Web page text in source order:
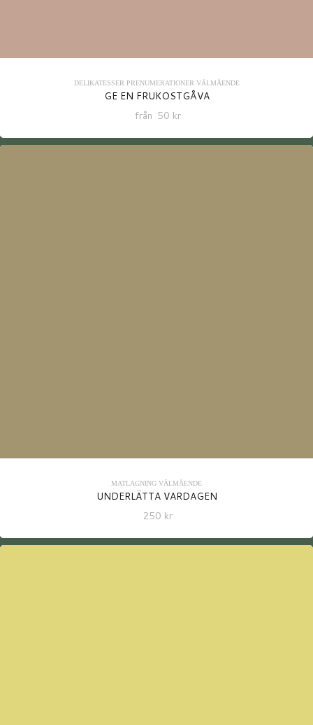
DELIKATESSER PRENUMERATIONER VÄLMÅENDE
GE EN FRUKOSTGÅVA
från 50 kr
MATLAGNING VÄLMÅENDE
UNDERLÄTTA VARDAGEN
250 kr